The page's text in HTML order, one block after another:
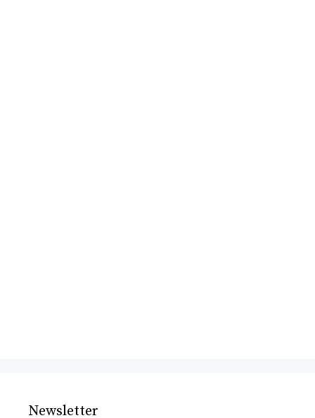
Newsletter